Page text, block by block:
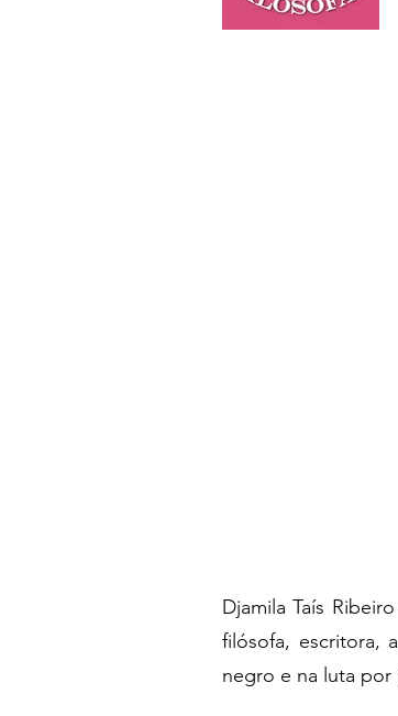
Djamila Taís
filósofa, escritora,
negro e na luta por